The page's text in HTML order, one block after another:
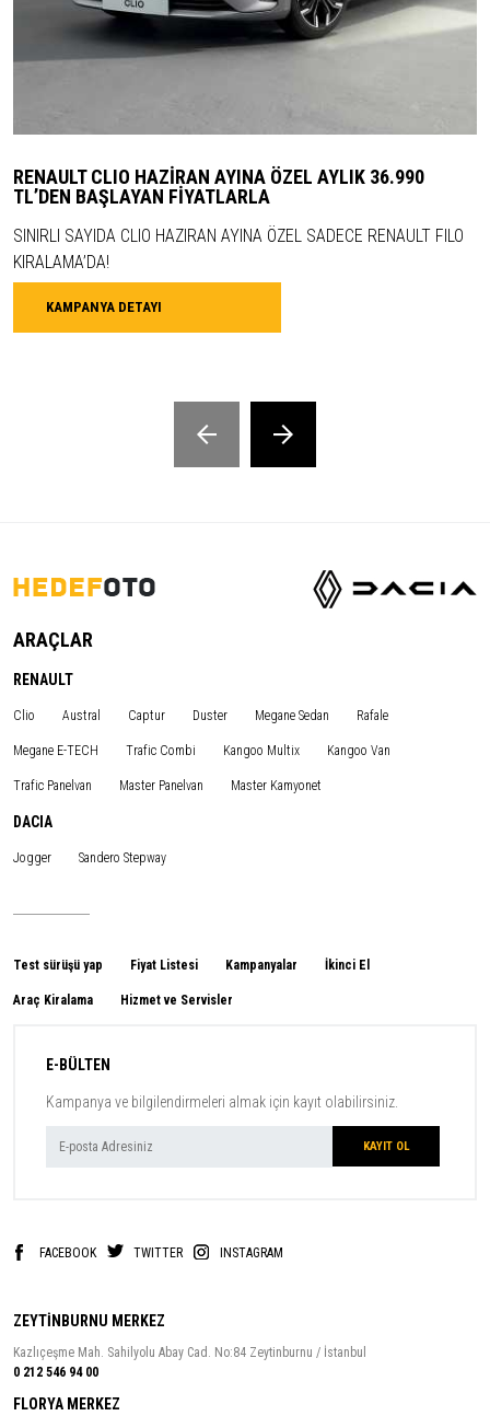
RENAULT CLIO HAZİRAN AYINA ÖZEL AYLIK 36.990
TL’DEN BAŞLAYAN FİYATLARLA
SINIRLI SAYIDA CLIO HAZIRAN AYINA ÖZEL SADECE RENAULT FILO
KIRALAMA’DA!
KAMPANYA DETAYI
ARAÇLAR
RENAULT
Clio Austral Captur Duster Megane Sedan Rafale
Megane E-TECH Trafic Combi Kangoo Multix Kangoo Van
Trafic Panelvan Master Panelvan Master Kamyonet
DACIA
Jogger Sandero Stepway
Test sürüşü yap Fiyat Listesi Kampanyalar İkinci El
Araç Kiralama Hizmet ve Servisler
E-BÜLTEN
Kampanya ve bilgilendirmeleri almak için kayıt olabilirsiniz.
FACEBOOK TWITTER INSTAGRAM
ZEYTİNBURNU MERKEZ
Kazlıçeşme Mah. Sahilyolu Abay Cad. No:84 Zeytinburnu / İstanbul
0 212 546 94 00
FLORYA MERKEZ